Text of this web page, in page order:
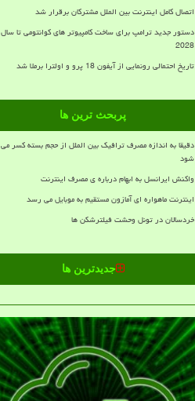
اتصال کامل اینترنت بین الملل مشترکان برقرار شد
دستور جدید ترامپ برای ساخت کامپیوتر های کوانتومی تا سال
2028
تاریخ احتمالی رونمایی از آیفون 18 پرو و اولترا برملا شد
پربحث ترین ها
دقیقا به اندازه مصرف ترافیک بین الملل از حجم بسته کسر می
شود
واکنش ایرانسل به ابهام درباره ی مصرف اینترنت
اینترنت ماهواره ای آمازون مستقیم به موبایل می رسد
خردسالان در تونل وحشت فیلترشکن ها
جدیدترین ها